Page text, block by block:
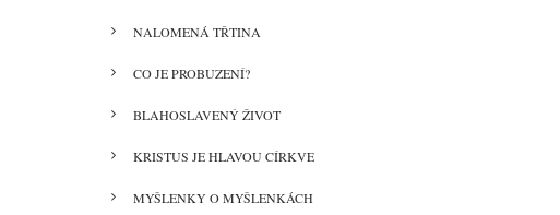
NALOMENÁ TŘTINA
CO JE PROBUZENÍ?
BLAHOSLAVENÝ ŽIVOT
KRISTUS JE HLAVOU CÍRKVE
MYŠLENKY O MYŠLENKÁCH